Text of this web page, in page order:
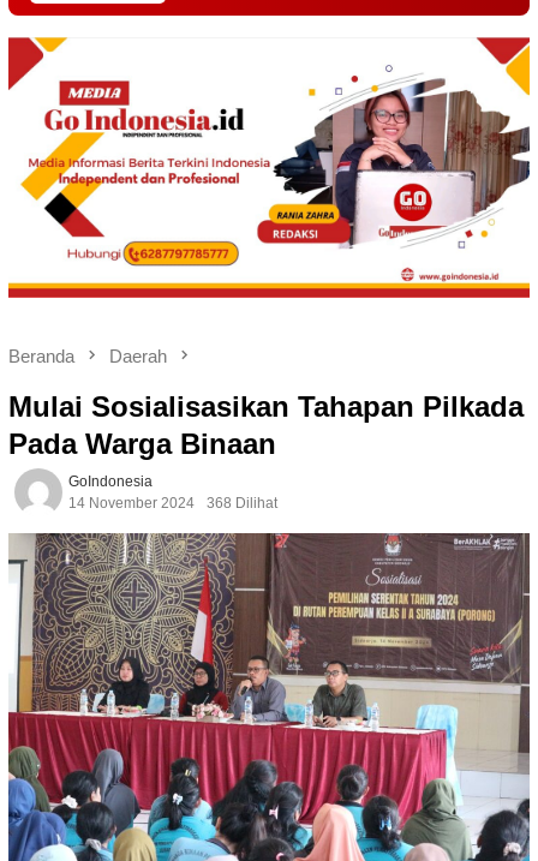
Beranda Daerah
Mulai Sosialisasikan Tahapan Pilkada
Pada Warga Binaan
GoIndonesia
14 November 2024
368 Dilihat